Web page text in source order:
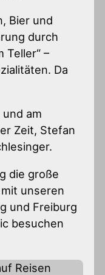
Bier und
durch
Teller“ –
Da
am
Zeit, Stefan
die große
unseren
und Freiburg
besuchen
Reisen